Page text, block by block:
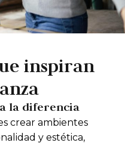
inspiran
la diferencia
crear ambientes
y estética,